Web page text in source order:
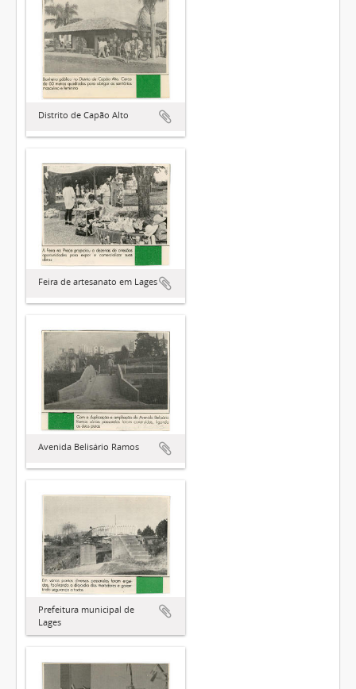
Distrito de Capão Alto
Feira de artesanato em Lages
Avenida Belisário Ramos
Prefeitura municipal de
Lages